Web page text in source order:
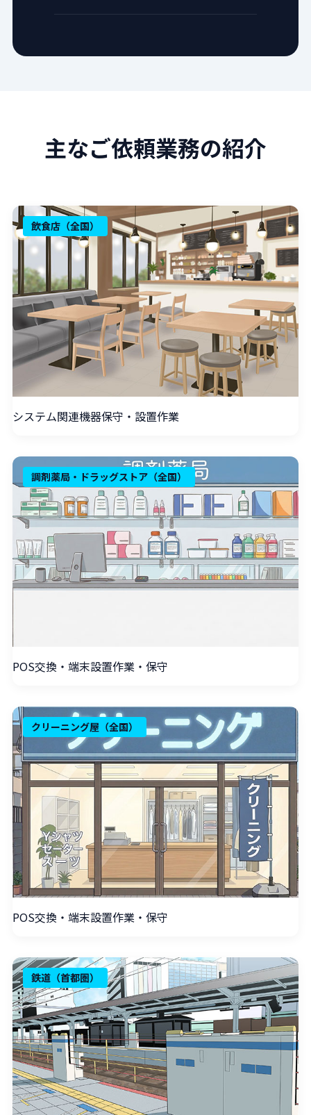
主なご依頼業務の紹介
飲食店（全国）
システム関連機器保守・設置作業
調剤薬局・ドラッグストア（全国）
POS交換・端末設置作業・保守
クリーニング屋（全国）
POS交換・端末設置作業・保守
鉄道（首都圏）